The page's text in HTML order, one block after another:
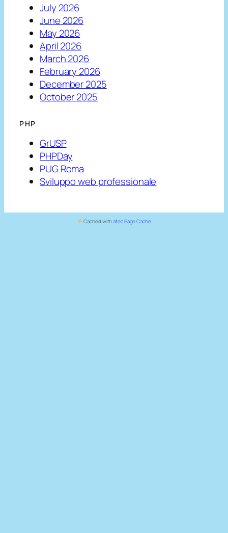
July 2026
June 2026
May 2026
April 2026
March 2026
February 2026
December 2025
October 2025
PHP
GrUSP
PHPDay
PUG Roma
Sviluppo web professionale
Cached withatec Page Cache